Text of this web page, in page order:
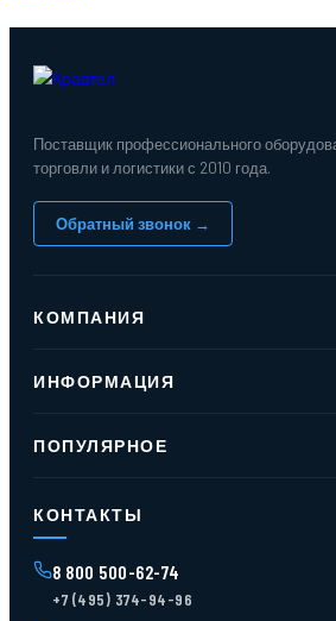
Поставщик профессионального
торговли и логистики с 2010 года.
Обратный звонок →
КОМПАНИЯ
Реквизиты
Контакты
ИНФОРМАЦИЯ
Доставка и оплата
ПОПУЛЯРНОЕ
Контейнеры для отходов
Поддоны
Ящики пластиковые
Тара пласт. и металл.
КОНТАКТЫ
8 800 500-62-74
+7 (495) 374-94-96